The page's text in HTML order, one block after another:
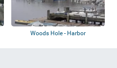
Woods Hole - Harbor